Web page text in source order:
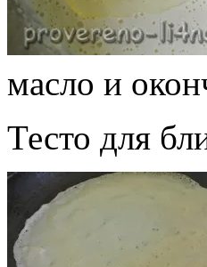
масло и
Тесто для